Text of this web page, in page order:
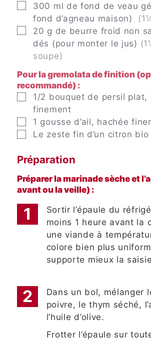
▢
300 ml de fond de veau
fond d’agneau maison)
▢
20 g de beurre froid non
dés (pour monter le jus)
soupe)
Pour la gremolata de finition
recommandé) :
▢
1/2 bouquet de persil plat,
finement
▢
1 gousse d’ail, hachée
▢Le zeste fin d’un citron
Préparation
Préparer la marinade sèche et
avant ou la veille) :
Sortir l’épaule du
moins 1 heure avant la
une viande à
colore bien plus
supporte mieux la
Dans un bol, mélanger
poivre, le thym séché,
l’huile d’olive.
Frotter l’épaule sur